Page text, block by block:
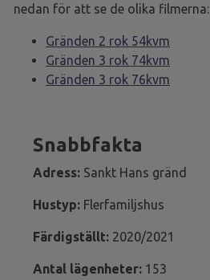
nedan för att se de olika filmerna:
Gränden 2 rok 54kvm
Gränden 3 rok 74kvm
Gränden 3 rok 76kvm
Snabbfakta
Adress: Sankt Hans gränd
Hustyp: Flerfamiljshus
Färdigställt: 2020/2021
Antal lägenheter: 153